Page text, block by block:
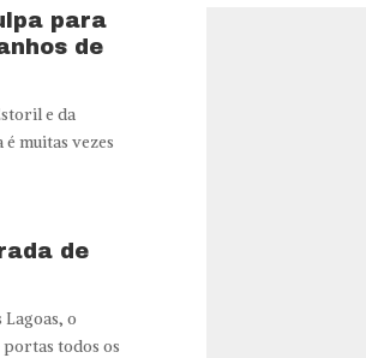
para
de
e da
é muitas vezes
de
o
todos os